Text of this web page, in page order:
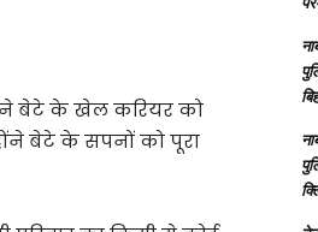
ने बेटे के खेल करियर को
बेटे के सपनों को पूरा